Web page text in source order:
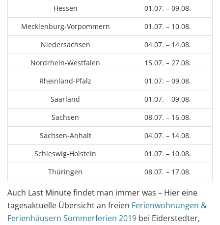
Hessen
01.07. – 09.08.
Mecklenburg-Vorpommern
01.07. – 10.08.
Niedersachsen
04.07. – 14.08.
Nordrhein-Westfalen
15.07. – 27.08.
Rheinland-Pfalz
01.07. – 09.08.
Saarland
01.07. – 09.08.
Sachsen
08.07. – 16.08.
Sachsen-Anhalt
04.07. – 14.08.
Schleswig-Holstein
01.07. – 10.08.
Thüringen
08.07. – 17.08.
Auch Last Minute findet man immer was – Hier eine
tagesaktuelle Übersicht an freien Ferienwohnungen &
Ferienhäusern Sommerferien 2019 bei Eiderstedter,